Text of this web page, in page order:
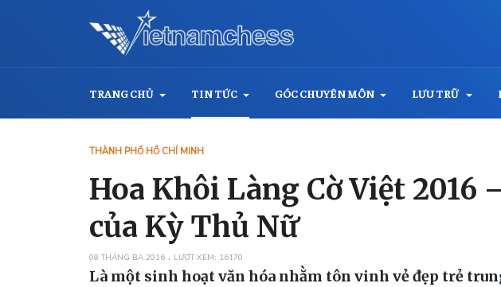
TRANG CHỦ TIN TỨC GÓC CHUYÊN MÔN LƯU TRỮ
THÀNH PHỐ HỒ CHÍ MINH
Hoa Khôi Làng Cờ Việt
của Kỳ Thủ Nữ
08 THÁNG BA 2016 LƯỢT XEM: 16170
Là một sinh hoạt văn hóa nhằm tôn vinh vẻ đẹp trẻ